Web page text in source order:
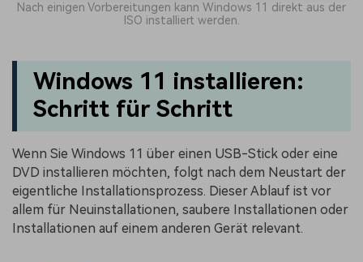
Nach einigen Vorbereitungen kann Windows 11 direkt aus der
ISO installiert werden.
Windows 11 installieren:
Schritt für Schritt
Wenn Sie Windows 11 über einen USB-Stick oder eine
DVD installieren möchten, folgt nach dem Neustart der
eigentliche Installationsprozess. Dieser Ablauf ist vor
allem für Neuinstallationen, saubere Installationen oder
Installationen auf einem anderen Gerät relevant.